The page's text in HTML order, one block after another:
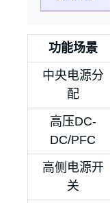
功能场景
中央电源分
配
高压DC-
DC/PFC
高侧电源开
关